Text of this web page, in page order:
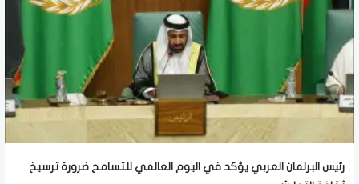
رئيس البرلمان العربي يؤكد في اليوم العالمي للتسامح ضرورة ترسيخ